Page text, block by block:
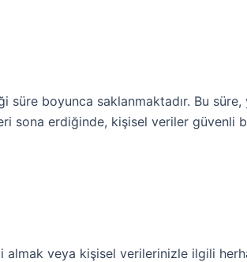
süre boyunca saklanmaktadır. Bu
sona erdiğinde, kişisel veriler güvenli
almak veya kişisel verilerinizle ilgili